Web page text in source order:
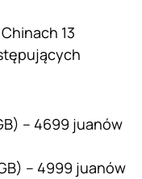
13
– 4699 juanów
– 4999 juanów